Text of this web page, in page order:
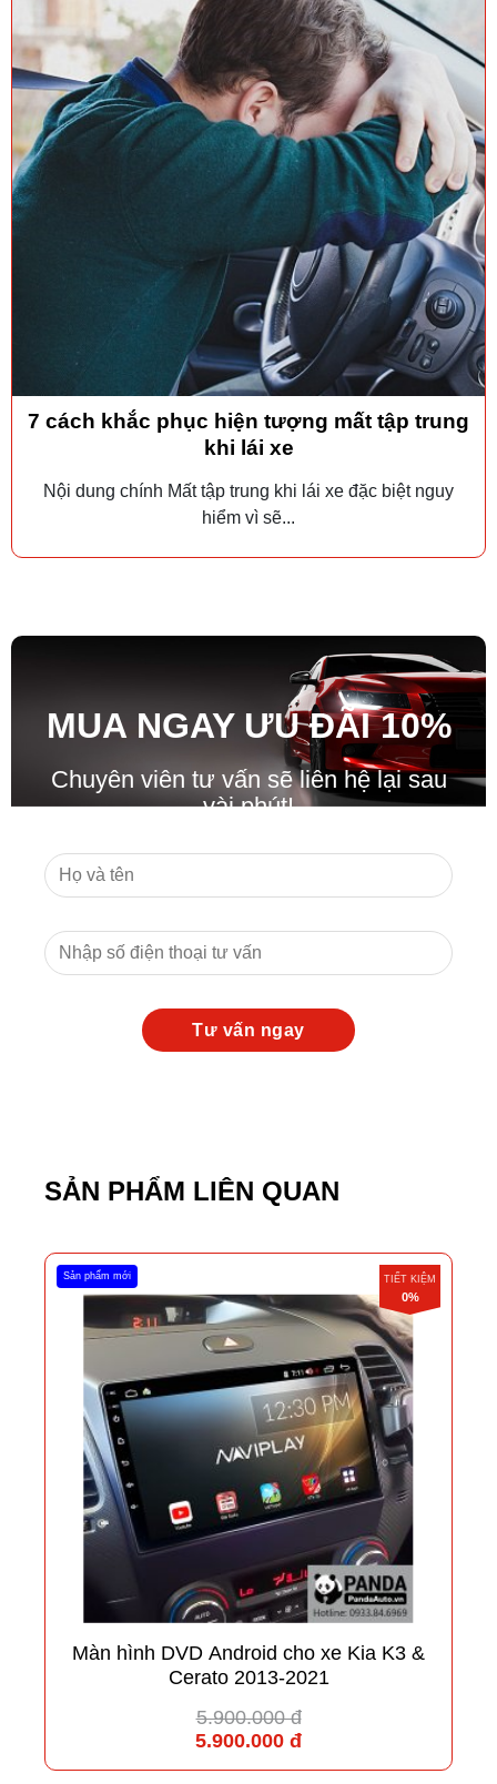
7 cách khắc phục hiện tượng mất tập trung
khi lái xe
Nội dung chính Mất tập trung khi lái xe đặc biệt nguy
hiểm vì sẽ...
MUA NGAY ƯU ĐÃI10%
Chuyên viên tư vấn sẽ liên hệ lại sau
vài phút!
SẢN PHẨM LIÊN QUAN
Sản phẩm mới TIẾT KIỆM
0%
Màn hình DVD Android cho xe Kia K3 &
Cerato 2013-2021
5.900.000 đ
5.900.000 đ